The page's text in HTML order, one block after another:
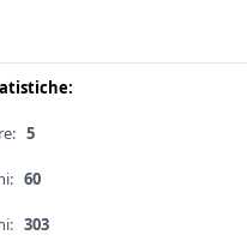
5
60
303